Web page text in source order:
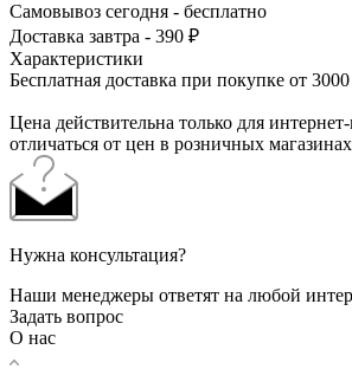
Самовывоз сегодня - бесплатно
Доставка завтра - 390 ₽
Характеристики
Бесплатная доставка при покупке от
Цена действительна только для
отличаться от цен в розничных
Нужна консультация?
Наши менеджеры ответят на любой
Задать вопрос
О нас